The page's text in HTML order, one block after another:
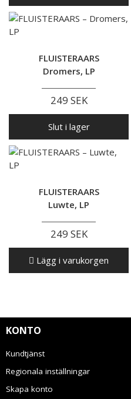
FLUISTERAARS
Dromers, LP
249 SEK
Slut i lager
FLUISTERAARS
Luwte, LP
249 SEK
Lägg i varukorgen
KONTO
Kundtjänst
Regionala inställningar
Skapa konto